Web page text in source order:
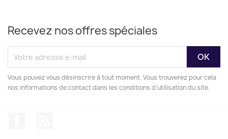
Recevez nos offres spéciales
Vous pouvez vous désinscrire à tout moment. Vous trouverez pour cela
nos informations de contact dans les conditions d'utilisation du site.